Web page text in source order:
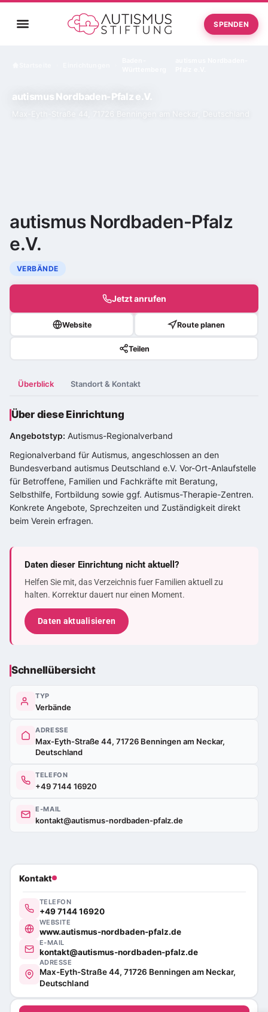
SPENDEN
autismus Nordbaden-Pfalz e.V.
Max-Eyth-Straße 44, 71726 Benningen am Neckar, Deutschland
autismus Nordbaden-Pfalz
e.V.
VERBÄNDE
Jetzt anrufen
Website Route planen
Teilen
Überblick Standort & Kontakt
Über diese Einrichtung
Angebotstyp: Autismus-Regionalverband
Regionalverband für Autismus, angeschlossen an den
Bundesverband autismus Deutschland e.V. Vor-Ort-Anlaufstelle
für Betroffene, Familien und Fachkräfte mit Beratung,
Selbsthilfe, Fortbildung sowie ggf. Autismus-Therapie-Zentren.
Konkrete Angebote, Sprechzeiten und Zuständigkeit direkt
beim Verein erfragen.
Daten dieser Einrichtung nicht aktuell?
Helfen Sie mit, das Verzeichnis fuer Familien aktuell zu
halten. Korrektur dauert nur einen Moment.
Daten aktualisieren
Schnellübersicht
TYP
Verbände
ADRESSE
Max-Eyth-Straße 44, 71726 Benningen am Neckar,
Deutschland
TELEFON
+49 7144 16920
E-MAIL
kontakt@autismus-nordbaden-pfalz.de
Kontakt
TELEFON
+49 7144 16920
WEBSITE
www.autismus-nordbaden-pfalz.de
E-MAIL
kontakt@autismus-nordbaden-pfalz.de
ADRESSE
Max-Eyth-Straße 44, 71726 Benningen am Neckar,
Deutschland